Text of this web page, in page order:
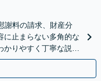
謝料の請求、財産分
に止まらない多角的な
りやすく丁寧な説明
連れOK】